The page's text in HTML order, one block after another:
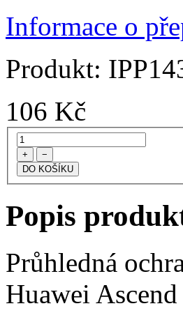
Informace o
Produkt:
106 Kč
+ −
Popis
Průhledná
Huawei